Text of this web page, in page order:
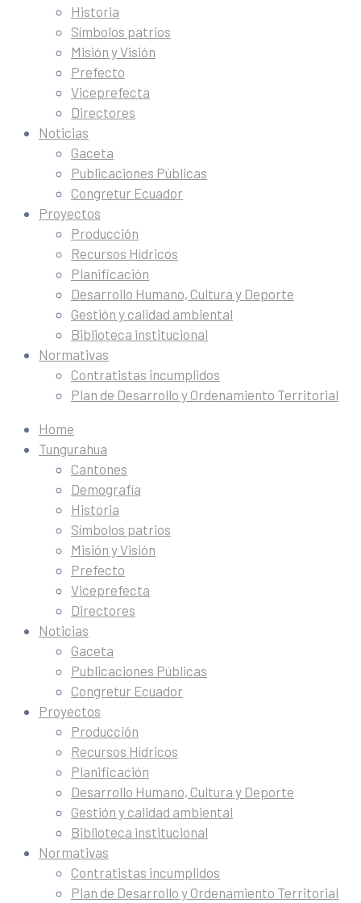
Historia
Símbolos patrios
Misión y Visión
Prefecto
Viceprefecta
Directores
Noticias
Gaceta
Publicaciones Públicas
Congretur Ecuador
Proyectos
Producción
Recursos Hídricos
Planificación
Desarrollo Humano, Cultura y Deporte
Gestión y calidad ambiental
Biblioteca institucional
Normativas
Contratistas incumplidos
Plan de Desarrollo y Ordenamiento Territorial
Home
Tungurahua
Cantones
Demografía
Historia
Símbolos patrios
Misión y Visión
Prefecto
Viceprefecta
Directores
Noticias
Gaceta
Publicaciones Públicas
Congretur Ecuador
Proyectos
Producción
Recursos Hídricos
Planificación
Desarrollo Humano, Cultura y Deporte
Gestión y calidad ambiental
Biblioteca institucional
Normativas
Contratistas incumplidos
Plan de Desarrollo y Ordenamiento Territorial